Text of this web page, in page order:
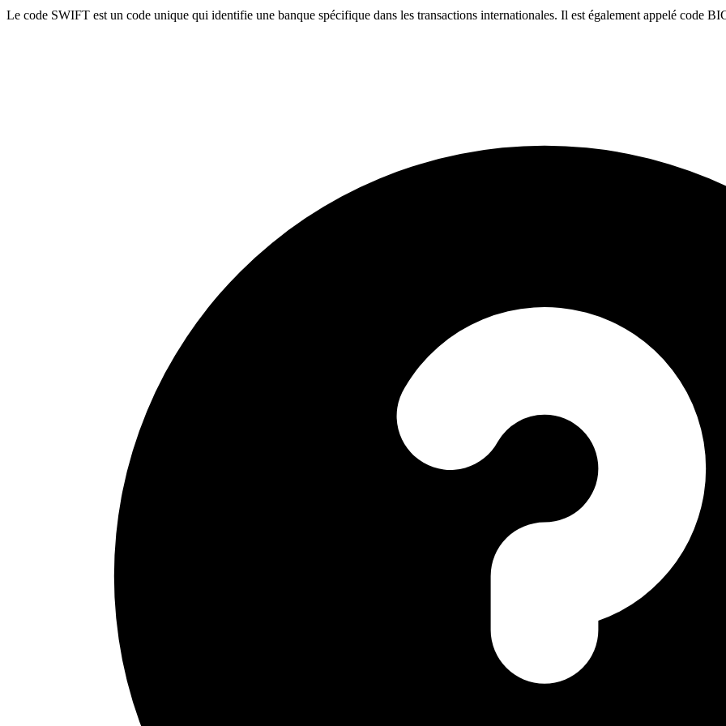
Le code SWIFT est un code unique qui identifie une banque spécifique dans les transactions internationales. Il est également appelé code